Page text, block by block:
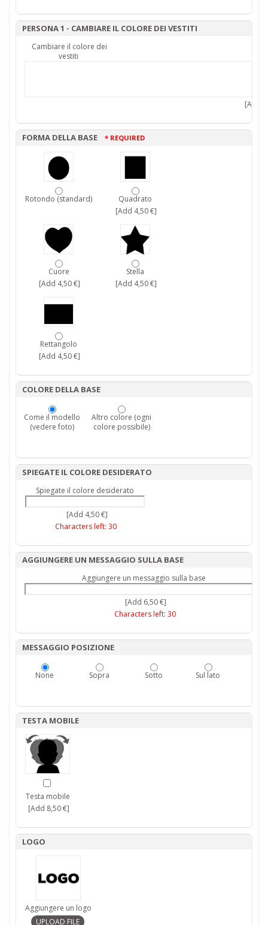
PERSONA 1 - CAMBIARE IL COLORE DEI VESTITI
Cambiare il colore dei
vestiti
[Add
FORMA DELLA BASE * REQUIRED
Rotondo (standard)
Quadrato
[Add 4,50 €]
Cuore
[Add 4,50 €]
Stella
[Add 4,50 €]
Rettangolo
[Add 4,50 €]
COLORE DELLA BASE
Come il modello
(vedere foto)
Altro colore (ogni
colore possibile)
SPIEGATE IL COLORE DESIDERATO
Spiegate il colore desiderato
[Add 4,50 €]
Characters left: 30
AGGIUNGERE UN MESSAGGIO SULLA BASE
Aggiungere un messaggio sulla base
[Add 6,50 €]
Characters left: 30
MESSAGGIO POSIZIONE
None Sopra Sotto Sul lato
TESTA MOBILE
Testa mobile
[Add 8,50 €]
LOGO
Aggiungere un logo